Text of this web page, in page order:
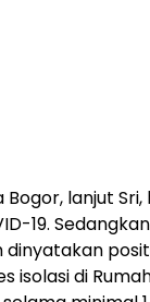
Bogor, lanjut
19.
dinyatakan
isolasi di